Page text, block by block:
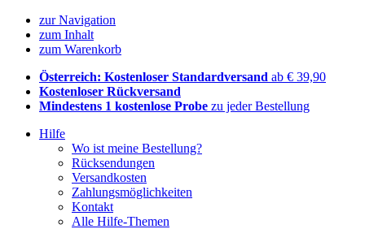
zur Navigation
zum Inhalt
zum Warenkorb
Österreich: Kostenloser Standardversand ab € 39,90
Kostenloser Rückversand
Mindestens 1 kostenlose Probe zu jeder Bestellung
Hilfe
Wo ist meine Bestellung?
Rücksendungen
Versandkosten
Zahlungsmöglichkeiten
Kontakt
Alle Hilfe-Themen